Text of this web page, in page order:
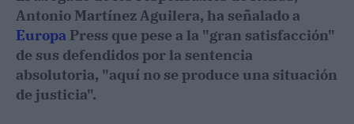
Antonio Martínez Aguilera, ha señalado a
Europa Press que pese a la "gran satisfacción"
de sus defendidos por la sentencia
absolutoria, "aquí no se produce una situación
de justicia".